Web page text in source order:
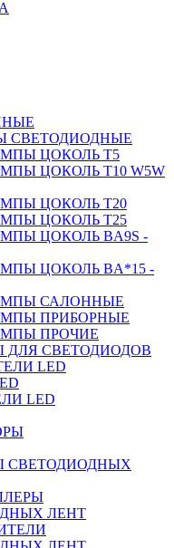
СВЕТОДИОДНЫЕ
ЦОКОЛЬ T5
ЦОКОЛЬ T10 W5W
ЦОКОЛЬ T20
ЦОКОЛЬ T25
ЦОКОЛЬ BA9S -
ЦОКОЛЬ BA*15 -
САЛОННЫЕ
ПРИБОРНЫЕ
ПРОЧИЕ
ДЛЯ СВЕТОДИОДОВ
LED
LED
СВЕТОДИОДНЫХ
ЛЕНТ